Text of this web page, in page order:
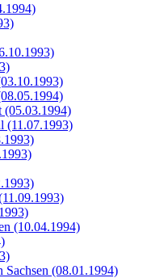
(05.03.1994)
(11.07.1993)
(10.04.1994)
(08.01.1994)